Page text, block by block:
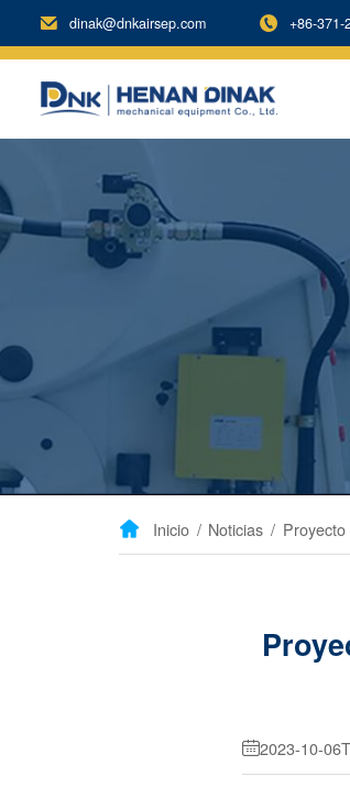
 dinak@dnkairsep.com  +86-371-
 Inicio / Noticias /
2023-10-06